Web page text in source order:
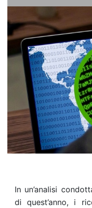
In un’analisi
di quest’anno, i